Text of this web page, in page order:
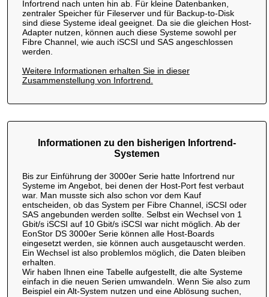
Infortrend nach unten hin ab. Für kleine Datenbanken,
zentraler Speicher für Fileserver und für Backup-to-Disk
sind diese Systeme ideal geeignet. Da sie die gleichen Host-
Adapter nutzen, können auch diese Systeme sowohl per
Fibre Channel, wie auch iSCSI und SAS angeschlossen
werden.
Weitere Informationen erhalten Sie in dieser
Zusammenstellung von Infortrend.
Informationen zu den bisherigen Infortrend-
Systemen
Bis zur Einführung der 3000er Serie hatte Infortrend nur
Systeme im Angebot, bei denen der Host-Port fest verbaut
war. Man musste sich also schon vor dem Kauf
entscheiden, ob das System per Fibre Channel, iSCSI oder
SAS angebunden werden sollte. Selbst ein Wechsel von 1
Gbit/s iSCSI auf 10 Gbit/s iSCSI war nicht möglich. Ab der
EonStor DS 3000er Serie können alle Host-Boards
eingesetzt werden, sie können auch ausgetauscht werden.
Ein Wechsel ist also problemlos möglich, die Daten bleiben
erhalten.
Wir haben Ihnen eine Tabelle aufgestellt, die alte Systeme
einfach in die neuen Serien umwandeln. Wenn Sie also zum
Beispiel ein Alt-System nutzen und eine Ablösung suchen,